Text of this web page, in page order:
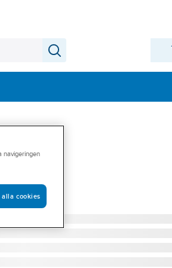
navigeringen
alla cookies